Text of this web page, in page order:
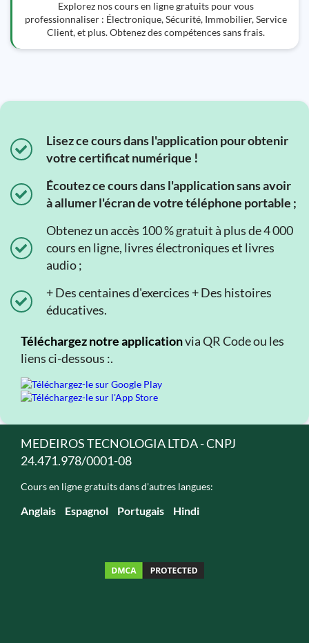
Explorez nos cours en ligne gratuits pour vous
professionnaliser : Électronique, Sécurité, Immobilier, Service
Client, et plus. Obtenez des compétences sans frais.
Lisez ce cours dans l'application pour obtenir
votre certificat numérique !
Écoutez ce cours dans l'application sans avoir
à allumer l'écran de votre téléphone portable ;
Obtenez un accès 100 % gratuit à plus de 4 000
cours en ligne, livres électroniques et livres
audio ;
+ Des centaines d'exercices + Des histoires
éducatives.
Téléchargez notre applicationvia QR Code ou les
liens ci-dessous :.
MEDEIROS TECNOLOGIA LTDA - CNPJ
24.471.978/0001-08
Cours en ligne gratuits dans d'autres langues:
Anglais Espagnol Portugais Hindi